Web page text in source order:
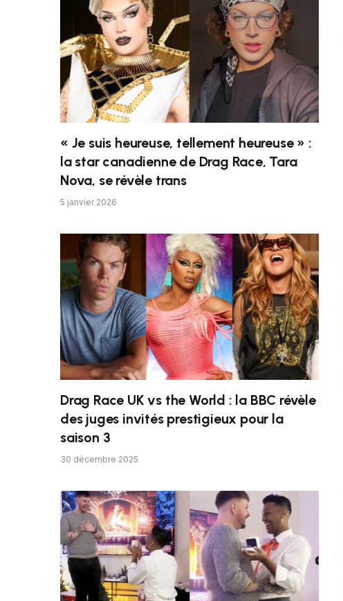
« Je suis heureuse, tellement heureuse » :
la star canadienne de Drag Race, Tara
Nova, se révèle trans
5 janvier 2026
Drag Race UK vs the World : la BBC révèle
des juges invités prestigieux pour la
saison 3
30 décembre 2025